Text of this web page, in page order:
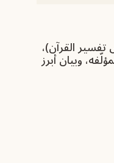
القرآن)،
وبيان أبرز